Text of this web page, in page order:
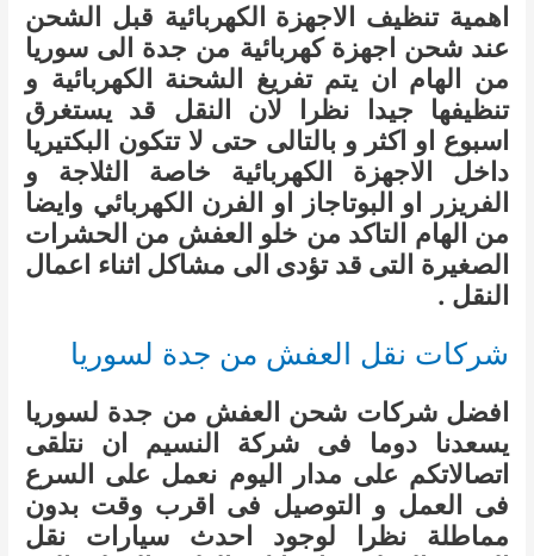
اهمية تنظيف الاجهزة الكهربائية قبل الشحن
عند شحن اجهزة كهربائية من جدة الى سوريا
من الهام ان يتم تفريغ الشحنة الكهربائية و
تنظيفها جيدا نظرا لان النقل قد يستغرق
اسبوع او اكثر و بالتالى حتى لا تتكون البكتيريا
داخل الاجهزة الكهربائية خاصة الثلاجة و
الفريزر او البوتاجاز او الفرن الكهربائي وايضا
من الهام التاكد من خلو العفش من الحشرات
الصغيرة التى قد تؤدى الى مشاكل اثناء اعمال
النقل .
شركات نقل العفش من جدة لسوريا
افضل شركات شحن العفش من جدة لسوريا
يسعدنا دوما فى شركة النسيم ان نتلقى
اتصالاتكم على مدار اليوم نعمل على السرع
فى العمل و التوصيل فى اقرب وقت بدون
مماطلة نظرا لوجود احدث سيارات نقل